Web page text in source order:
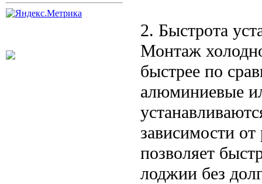
2. Быстрота
Монтаж
быстрее по
алюминиевые
зависимости
позволяет
лоджии без